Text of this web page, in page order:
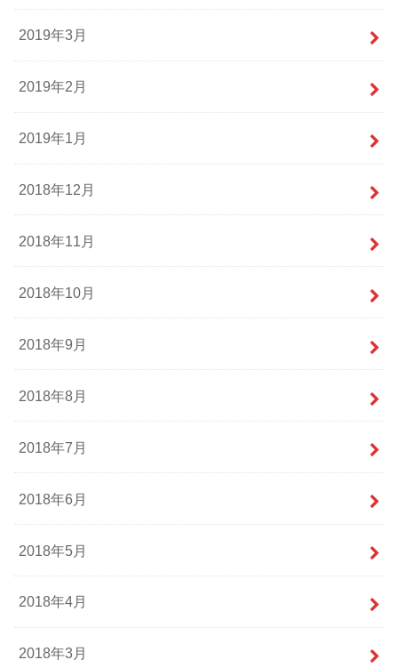
2019年3月
2019年2月
2019年1月
2018年12月
2018年11月
2018年10月
2018年9月
2018年8月
2018年7月
2018年6月
2018年5月
2018年4月
2018年3月